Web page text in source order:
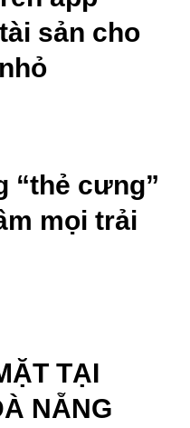
sản cho
“thẻ cưng”
mọi trải
TẠI
NẴNG